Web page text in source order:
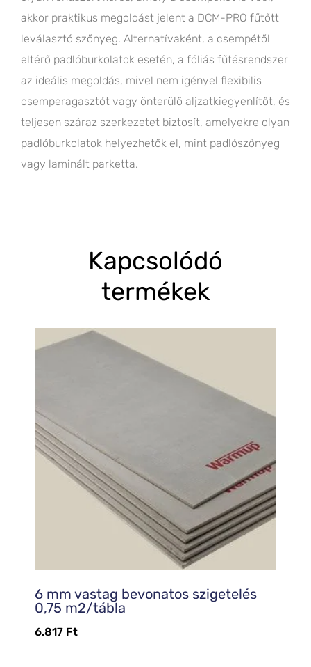
akkor praktikus megoldást jelent a DCM-PRO fűtőtt
leválasztó szőnyeg. Alternatívaként, a csempétől
eltérő padlóburkolatok esetén, a fóliás fűtésrendszer
az ideális megoldás, mivel nem igényel flexibilis
csemperagasztót vagy önterülő aljzatkiegyenlítőt, és
teljesen száraz szerkezetet biztosít, amelyekre olyan
padlóburkolatok helyezhetők el, mint padlószőnyeg
vagy laminált parketta.
Kapcsolódó
termékek
6 mm vastag bevonatos szigetelés
0,75 m2/tábla
6.817 Ft